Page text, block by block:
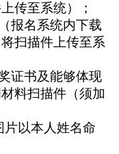
传至系统）；
报名系统内下载
扫描件上传至系
证书及能够体现
料扫描件（须加
片以本人姓名命